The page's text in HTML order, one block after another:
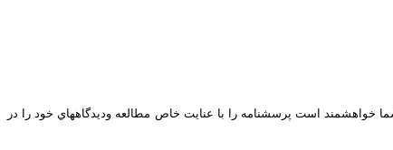
خواهشمند است پرسشنامه را با عنايت خاص مطالعه وديدگاههاي خود را در